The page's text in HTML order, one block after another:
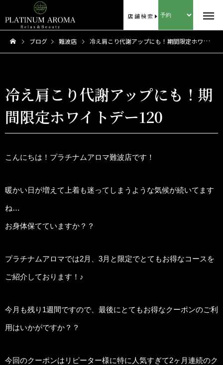
店舗検索
ブログ 難波店 冷え肩こり代謝アップにも！期間限定ホワイトデー120
冷え肩こり代謝アップにも！期
間限定ホワイトデー120
こんにちは！プラチナムアロマ難波店です！
暖かい日が増えて上着も迷ってしまうような気候が続いてます
ね…
お身体保てていますか？？
プラチナムアロマでは2月、3月と限定でとてもお得なコースを
ご紹介しております！♪
今月も残り1週間ですので、最後にとてもお得なクーポンのご利
用はいかがですか？？
今回のクーポンはリピーター様に特に人気すぎて2ヶ月連続のク